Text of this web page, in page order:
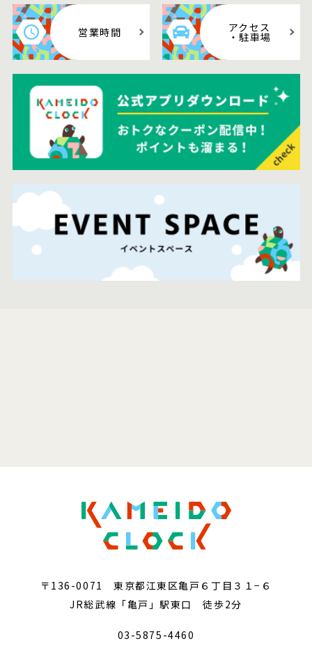
営業時間 アクセス
・駐車場
〒136-0071 東京都江東区亀戸６丁目３１−６
JR総武線「亀戸」駅東口 徒歩2分
03-5875-4460